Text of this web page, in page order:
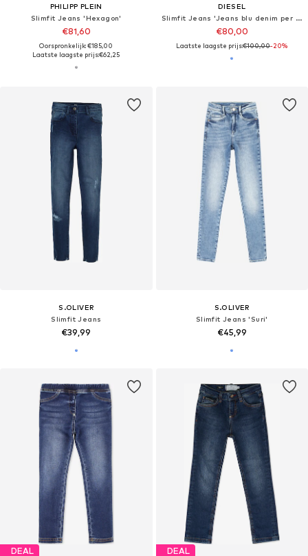
PHILIPP PLEIN
Slimfit Jeans 'Hexagon'
€81,60
Oorspronkelijk: €185,00
Laatste laagste prijs:€62,25
DIESEL
Slimfit Jeans 'Jeans blu denim per bambina'
€80,00
Laatste laagste prijs:€100,00-20%
S.OLIVER
Slimfit Jeans
€39,99
S.OLIVER
Slimfit Jeans 'Suri'
€45,99
DEAL DEAL